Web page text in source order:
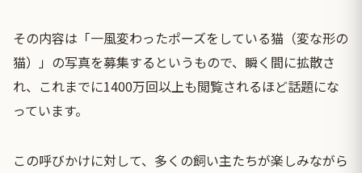
その内容は「一風変わったポーズをしている猫（変な形の
猫）」の写真を募集するというもので、瞬く間に拡散さ
れ、これまでに1400万回以上も閲覧されるほど話題にな
っています。
この呼びかけに対して、多くの飼い主たちが楽しみながら